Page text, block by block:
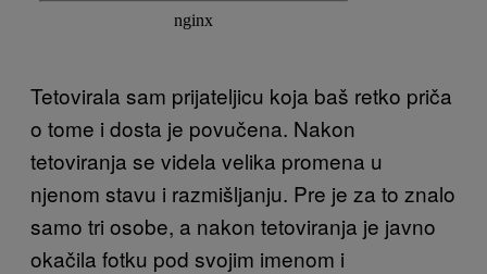
Tetovirala sam prijateljicu koja baš retko priča
o tome i dosta je povučena. Nakon
tetoviranja se videla velika promena u
njenom stavu i razmišljanju. Pre je za to znalo
samo tri osobe, a nakon tetoviranja je javno
okačila fotku pod svojim imenom i